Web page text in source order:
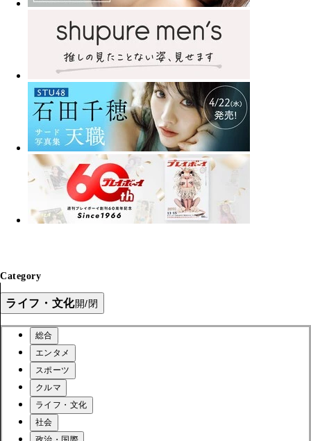
Category
ライフ・文化開/閉
総合
エンタメ
スポーツ
クルマ
ライフ・文化
社会